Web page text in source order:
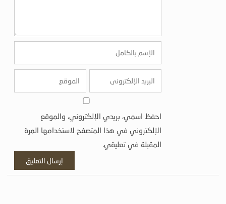
احفظ اسمي، بريدي الإلكتروني، والموقع
الإلكتروني في هذا المتصفح لاستخدامها المرة
المقبلة في تعليقي.